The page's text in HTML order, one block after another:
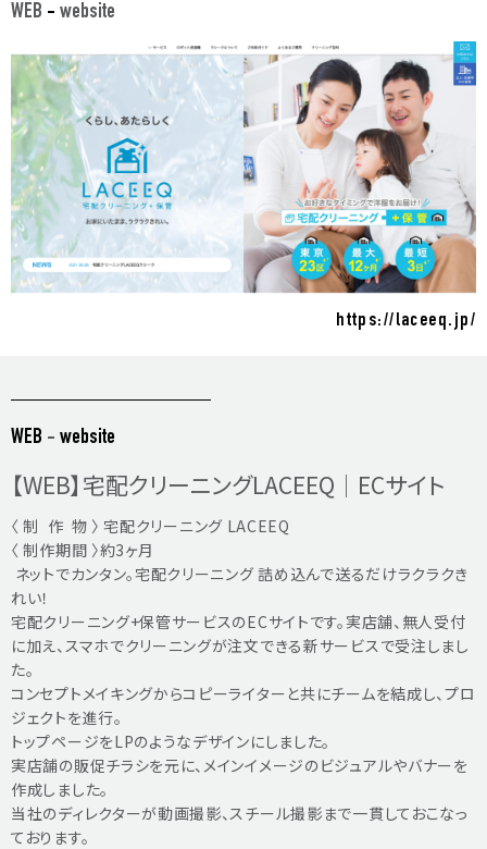
WEB - website
https://laceeq.jp/
WEB - website
【WEB】宅配クリーニングLACEEQ｜ECサイト
〈 制 作 物 〉 宅配クリーニング LACEEQ
〈 制作期間 〉約3ヶ月
ネットでカンタン。宅配クリーニング 詰め込んで送るだけラクラクき
れい！
宅配クリーニング+保管サービスのECサイトです。実店舗、無人受付
に加え、スマホでクリーニングが注文できる新サービスで受注しまし
た。
コンセプトメイキングからコピーライターと共にチームを結成し、プロ
ジェクトを進行。
トップページをLPのようなデザインにしました。
実店舗の販促チラシを元に、メインイメージのビジュアルやバナーを
作成しました。
当社のディレクターが動画撮影、スチール撮影まで一貫しておこなっ
ております。